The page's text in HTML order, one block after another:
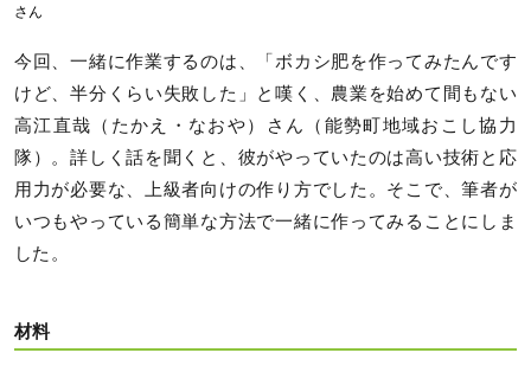
さん
今回、一緒に作業するのは、「ボカシ肥を作ってみたんです
けど、半分くらい失敗した」と嘆く、農業を始めて間もない
高江直哉（たかえ・なおや）さん（能勢町地域おこし協力
隊）。詳しく話を聞くと、彼がやっていたのは高い技術と応
用力が必要な、上級者向けの作り方でした。そこで、筆者が
いつもやっている簡単な方法で一緒に作ってみることにしま
した。
材料